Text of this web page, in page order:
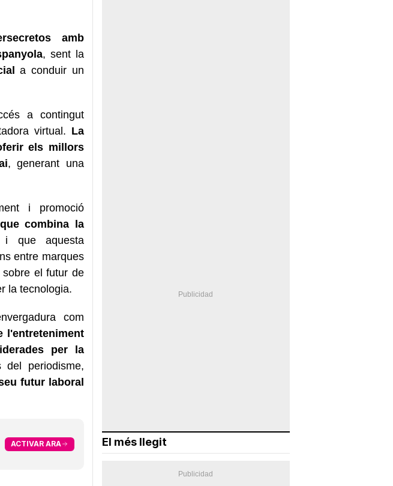
amb
, sent la
a conduir un
a contingut
virtual. La
els millors
, generant una
i promoció
combina la
que aquesta
entre marques
sobre el futur de
la tecnologia.
com
l'entreteniment
per la
del periodisme,
futur laboral
ACTIVAR ARA El més llegit